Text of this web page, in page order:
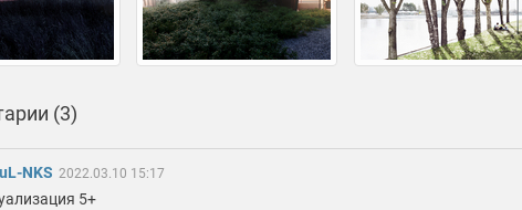
(3)
NKS 2022.03.10 15:17
5+